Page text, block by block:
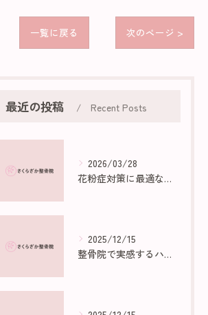
一覧に戻る 次のページ >
最近の投稿 Recent Posts
2026/03/28
花粉症対策に最適な部屋作りのポイント
2025/12/15
整骨院で実感するハイボルトの効果と仕組み